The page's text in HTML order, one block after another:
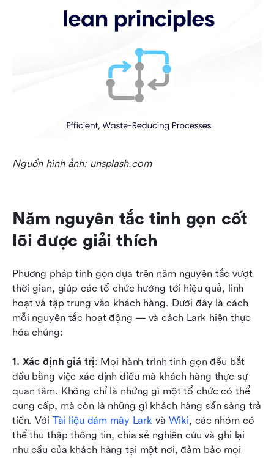
Nguồn hình ảnh: unsplash.com
Năm nguyên tắc tinh gọn cốt
lõi được giải thích
Phương pháp tinh gọn dựa trên năm nguyên tắc vượt
thời gian, giúp các tổ chức hướng tới hiệu quả, linh
hoạt và tập trung vào khách hàng. Dưới đây là cách
mỗi nguyên tắc hoạt động — và cách Lark hiện thực
hóa chúng:
1. Xác định giá trị: Mọi hành trình tinh gọn đều bắt
đầu bằng việc xác định điều mà khách hàng thực sự
quan tâm. Không chỉ là những gì một tổ chức có thể
cung cấp, mà còn là những gì khách hàng sẵn sàng trả
tiền. Với Tài liệu đám mây Lark và Wiki, các nhóm có
thể thu thập thông tin, chia sẻ nghiên cứu và ghi lại
nhu cầu của khách hàng tại một nơi, đảm bảo mọi